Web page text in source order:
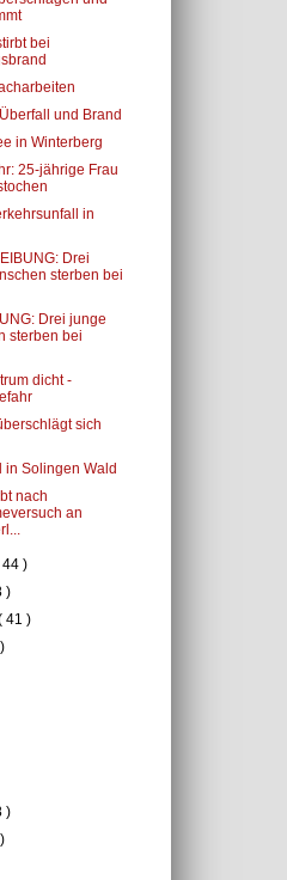
bei
und Brand
in Winterberg
25-jährige Frau
in
Drei
sterben bei
Drei junge
sterben bei
dicht -
sich
in Solingen Wald
nach
an
44 )
)
41 )
)